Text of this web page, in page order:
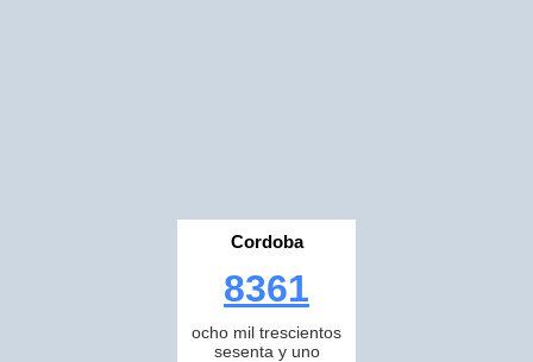
Cordoba
8361
ocho mil trescientos
sesenta y uno